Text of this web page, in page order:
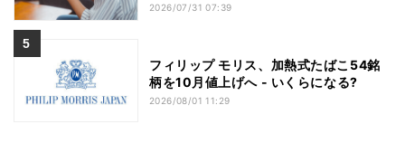
2026/07/31 07:39
フィリップ モリス、加熱式たばこ54銘
柄を10月値上げへ - いくらになる?
2026/08/01 11:29